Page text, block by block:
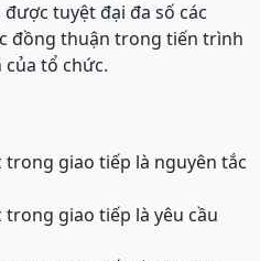
tuyệt đại đa số các
đồng thuận trong tiến trình
tổ chức.
trong giao tiếp là nguyên tắc
trong giao tiếp là yêu cầu